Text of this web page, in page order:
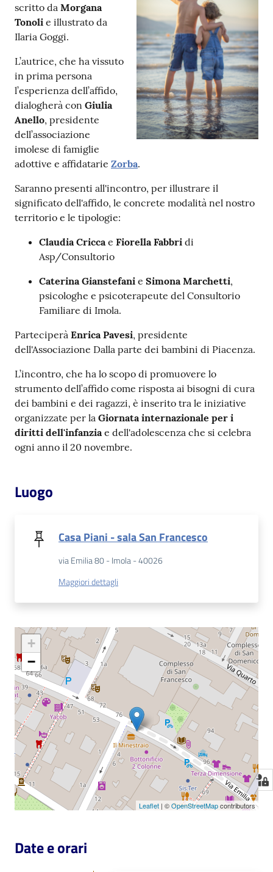
Casa
Archivio
storico
Decentrate
Patto
la
lettura
Seguici
Catalogo
on line
scritto da Morgana
Tonoli e illustrato da
Ilaria Goggi.
L’autrice, che ha vissuto
in prima persona
l’esperienza dell’affido,
dialogherà con Giulia
Anello, presidente
dell’associazione
imolese di famiglie
adottive e affidatarie Zorba.
Saranno presenti all'incontro, per illustrare il
significato dell'affido, le concrete modalità nel nostro
territorio e le tipologie:
Claudia Criccae Fiorella Fabbri di
Asp/Consultorio
Caterina Gianstefani e Simona Marchetti,
psicologhe e psicoterapeute del Consultorio
Familiare di Imola.
Parteciperà Enrica Pavesi, presidente
dell'Associazione Dalla parte dei bambini di Piacenza.
L’incontro, che ha lo scopo di promuovere lo
strumento dell’affido come risposta ai bisogni di cura
dei bambini e dei ragazzi, è inserito tra le iniziative
organizzate per la Giornata internazionale per i
diritti dell'infanziae dell'adolescenza che si celebra
ogni anno il 20 novembre.
Luogo
Casa Piani - sala San Francesco
via Emilia 80 - Imola - 40026
Maggiori dettagli
+
−
Leaflet | ©OpenStreetMapcontributors
Date e orari